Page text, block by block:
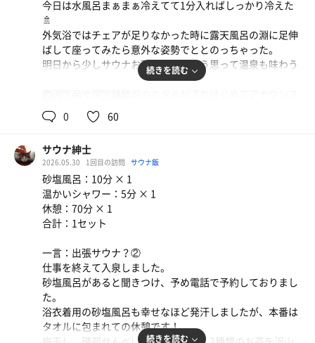
今日は水風呂まぁまぁ冷えてて1分入ればしっかり冷えた
🚿
外気浴ではチェアが足りなかった時に露天風呂の淵に足伸
ばして座ってみたら意外な姿勢でととのっちゃった。
明日から少しサウナお預けかな…そう思って温泉も味わう
が、、
「またのご来館をお待ち申しております」
あれ、なんか変かな？って思いながら喋ってる感じでもあ
ったけど。
それもご愛嬌で。
続きを読む
0 60
サウナ紳士
2026.05.30 1回目の訪問 サウナ飯
砂塩風呂：10分 × 1
温かいシャワー：5分 × 1
休憩：70分 × 1
合計：1セット
一言：出張サウナ？②
仕事を終えて入泉しました。
砂塩風呂があると聞きつけ、予め電話で予約しておりまし
た。
浴衣着用の砂塩風呂も幸せなほど発汗しましたが、本番は
タオルに包まれての休憩です！
続きを読む